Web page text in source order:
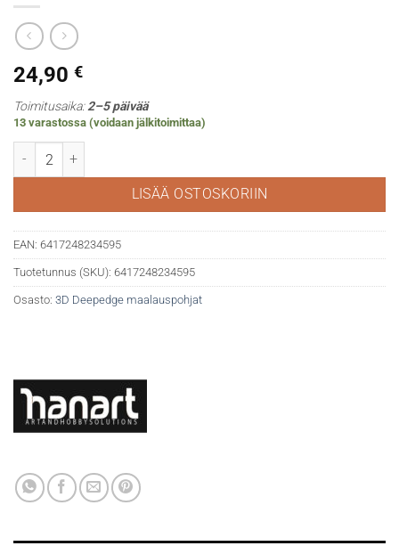
24,90 €
Toimitusaika:2–5 päivää
13 varastossa (voidaan jälkitoimittaa)
Pinko 3D maalauspohja 30x80cm määrä
LISÄÄ OSTOSKORIIN
EAN: 6417248234595
Tuotetunnus (SKU): 6417248234595
Osasto: 3D Deepedge maalauspohjat